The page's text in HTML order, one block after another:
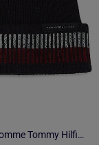
Bonnet Homme Tommy Hilfiger